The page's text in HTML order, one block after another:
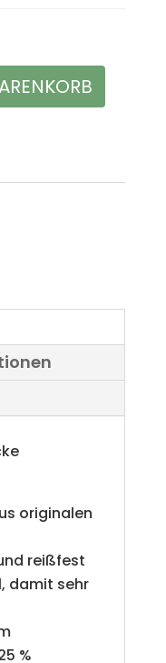
originalen
reißfest
damit sehr
%